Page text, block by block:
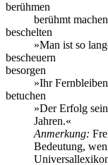
berühmen
berühmt machen
beschelten
»Man ist so
bescheuern
besorgen
»Ihr
betuchen
»Der Erfolg
Jahren.«
Anmerkung:
Bedeutung,